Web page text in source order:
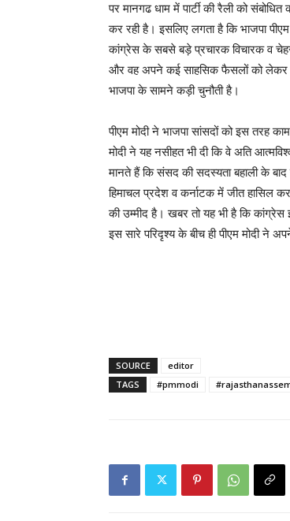
पर मानगढ धाम में पार्टी की रैली को
कर रही है। इसलिए लगता है कि भाजपा
कांग्रेस के सबसे बड़े प्रचारक विचारक व
और वह अपने कई साहसिक फैसलों को लेकर
भाजपा के सामने कड़ी चुनौती है।
पीएम मोदी ने भाजपा सांसदों को इस तरह
मोदी ने यह नसीहत भी दी कि वे अति
मानते हैं कि संसद की सदस्यता बहाली के
हिमाचल प्रदेश व कर्नाटक में जीत हासिल
की उम्मीद है। खबर तो यह भी है कि
इस सारे परिदृश्य के बीच ही पीएम मोदी ने
SOURCE
editor
TAGS
#pmmodi